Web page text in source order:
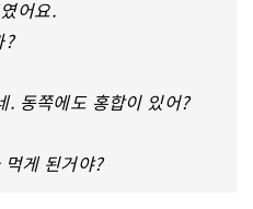
어요.
?
. 동쪽에도 홍합이 있어?
게 된거야?